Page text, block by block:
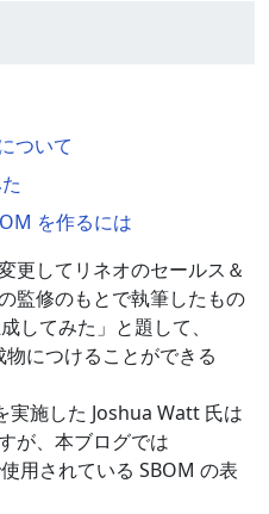
ついて
を作るには
更してリネオのセールス＆
監修のもとで執筆したもの
してみた」と題して、
につけることができる
施した Joshua Watt 氏は
が、本ブログでは
用されている SBOM の表